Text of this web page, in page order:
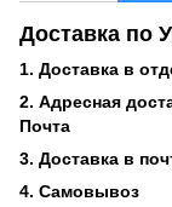
Доставка по
1. Доставка в
2. Адресная
Почта
3. Доставка в
4. Самовывоз